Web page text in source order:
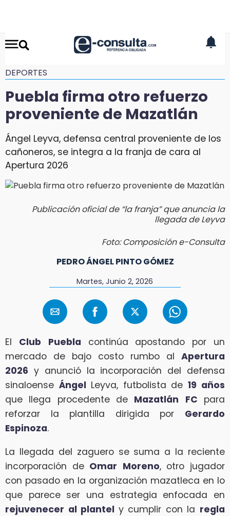
DEPORTES
Puebla firma otro refuerzo
proveniente de Mazatlán
Ángel Leyva, defensa central proveniente de los
cañoneros, se integra a la franja de cara al
Apertura 2026
Publicación oficial de “la franja” que anuncia la
llegada de Leyva
Foto: Composición e-Consulta
PEDRO ÁNGEL PINTO GÓMEZ
Martes, Junio 2, 2026
El Club Puebla continúa apostando por un
mercado de bajo costo rumbo al Apertura
2026 y anunció la incorporación del defensa
sinaloense Ángel Leyva, futbolista de 19 años
que llega procedente de Mazatlán FC para
reforzar la plantilla dirigida por Gerardo
Espinoza.
La llegada del zaguero se suma a la reciente
incorporación de Omar Moreno, otro jugador
con pasado en la organización mazatleca en lo
que parece ser una estrategia enfocada en
rejuvenecer al plantel y cumplir con la regla